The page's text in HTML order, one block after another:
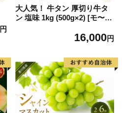
円
大人気！ 牛タン 厚切り牛タ
ン 塩味 1kg (500g×2) [モ〜ラ
60] 肉 牛肉 精肉 牛たん 牛タ
厚切り タン
16,000円